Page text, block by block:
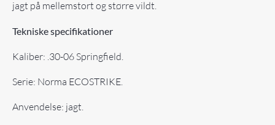
jagt på mellemstort og større vildt.
Tekniske specifikationer
Kaliber: .30-06 Springfield.
Serie: Norma ECOSTRIKE.
Anvendelse: jagt.